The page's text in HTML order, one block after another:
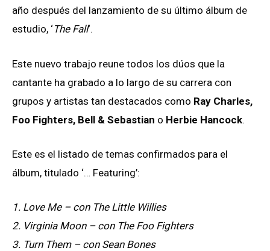
año después del lanzamiento de su último álbum de
estudio, ‘The Fall‘.
Este nuevo trabajo reune todos los dúos que la
cantante ha grabado a lo largo de su carrera con
grupos y artistas tan destacados como Ray Charles,
Foo Fighters, Bell & Sebastian o Herbie Hancock.
Este es el listado de temas confirmados para el
álbum, titulado ‘… Featuring’:
1. Love Me – con The Little Willies
2. Virginia Moon – con The Foo Fighters
3. Turn Them – con Sean Bones